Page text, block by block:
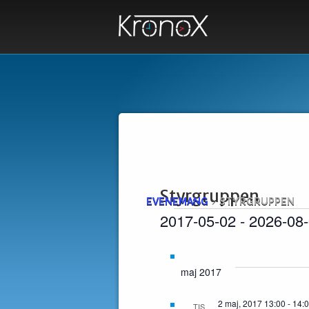
Styrgruppen
EVENEMANG STYRGRUPPEN
Evenemang
2017-05-02 - 2026-
maj 2017
TIS 2 maj, 2017 13:00 -